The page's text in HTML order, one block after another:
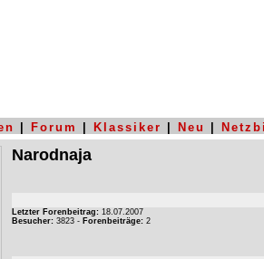
Forum Klassiker Neu
Narodnaja
Letzter Forenbeitrag: 18.07.2007
Besucher: 3823 - Forenbeiträge: 2